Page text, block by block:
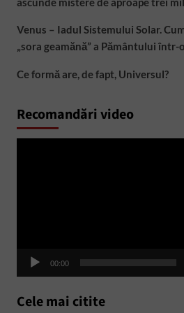
Venus – Iadul Sistemului Solar.
„sora geamănă” a Pământului
Ce formă are, de fapt, Universul?
Recomandări video
00:00
Cele mai citite